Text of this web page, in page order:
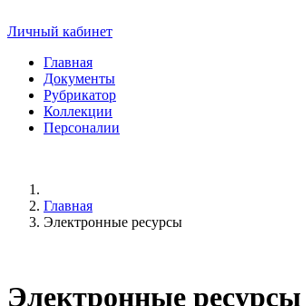
Личный кабинет
Главная
Документы
Рубрикатор
Коллекции
Персоналии
Главная
Электронные ресурсы
Электронные ресурсы